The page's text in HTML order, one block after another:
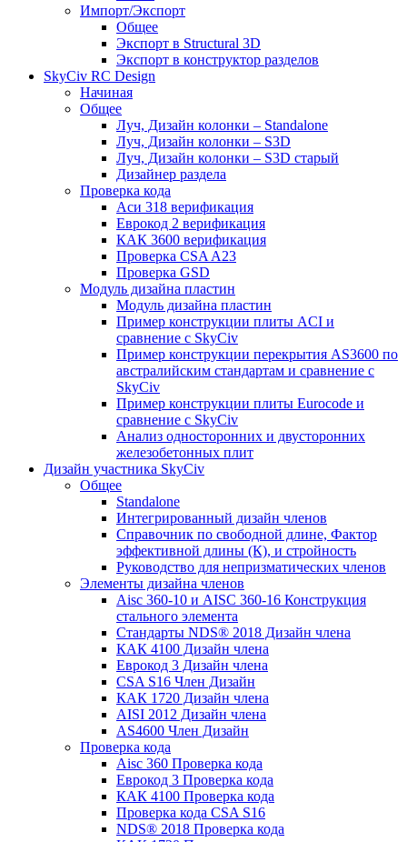
Импорт/Экспорт
Общее
Экспорт в Structural 3D
Экспорт в конструктор разделов
SkyCiv RC Design
Начиная
Общее
Луч, Дизайн колонки – Standalone
Луч, Дизайн колонки – S3D
Луч, Дизайн колонки – S3D старый
Дизайнер раздела
Проверка кода
Аси 318 верификация
Еврокод 2 верификация
КАК 3600 верификация
Проверка CSA A23
Проверка GSD
Модуль дизайна пластин
Модуль дизайна пластин
Пример конструкции плиты ACI и
сравнение с SkyCiv
Пример конструкции перекрытия AS3600 по
австралийским стандартам и сравнение с
SkyCiv
Пример конструкции плиты Eurocode и
сравнение с SkyCiv
Анализ односторонних и двусторонних
железобетонных плит
Дизайн участника SkyCiv
Общее
Standalone
Интегрированный дизайн членов
Справочник по свободной длине, Фактор
эффективной длины (К), и стройность
Руководство для непризматических членов
Элементы дизайна членов
Aisc 360-10 и AISC 360-16 Конструкция
стального элемента
Стандарты NDS® 2018 Дизайн члена
КАК 4100 Дизайн члена
Еврокод 3 Дизайн члена
CSA S16 Член Дизайн
КАК 1720 Дизайн члена
AISI 2012 Дизайн члена
AS4600 Член Дизайн
Проверка кода
Aisc 360 Проверка кода
Еврокод 3 Проверка кода
КАК 4100 Проверка кода
Проверка кода CSA S16
NDS® 2018 Проверка кода